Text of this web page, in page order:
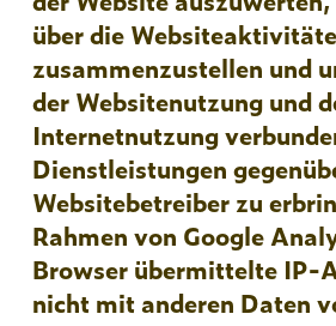
über die
zusammenzustellen und
der Websitenutzung und
Internetnutzung
Dienstleistungen
Websitebetreiber zu
Rahmen von Google
Browser übermittelte IP-
nicht mit anderen Daten